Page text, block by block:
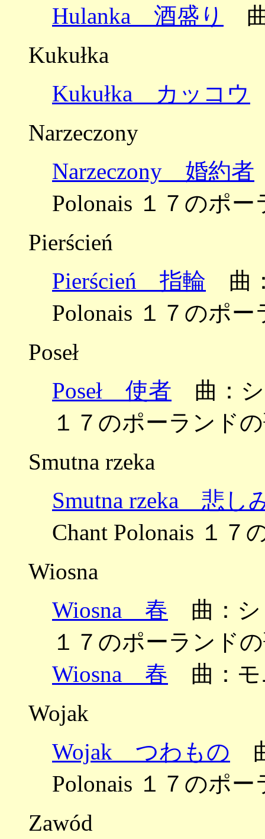
Hulanka 酒盛り
Kukułka
Kukułka カッコウ
Narzeczony
Narzeczony 婚約者
Polonais １７のポ
Pierścień
Pierścień 指輪 曲
Polonais １７のポ
Poseł
Poseł 使者 曲：シ
１７のポーランド
Smutna rzeka
Smutna rzeka 悲し
Chant Polonais １７
Wiosna
Wiosna 春 曲：シ
１７のポーランド
Wiosna 春 曲：モ
Wojak
Wojak つわもの
Polonais １７のポ
Zawód